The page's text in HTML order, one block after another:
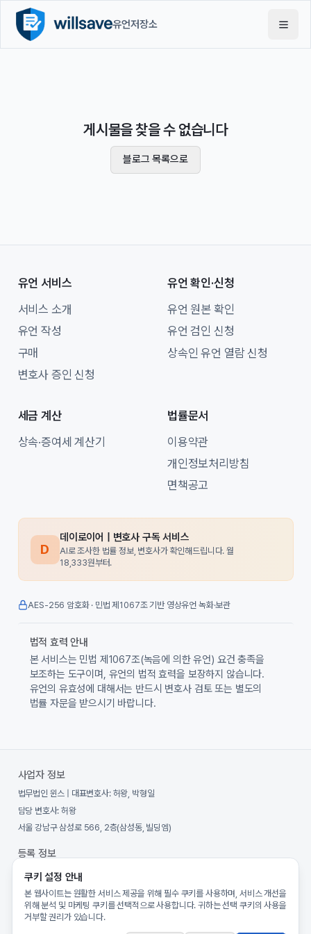
유언저장소
게시물을 찾을 수 없습니다
블로그 목록으로
유언 서비스
서비스 소개
유언 작성
구매
변호사 증인 신청
유언 확인·신청
유언 원본 확인
유언 검인 신청
상속인 유언 열람 신청
세금 계산
상속·증여세 계산기
법률문서
이용약관
개인정보처리방침
면책공고
D
데이로이어 | 변호사 구독 서비스
AI로 조사한 법률 정보, 변호사가 확인해드립니다. 월
18,333원부터.
AES-256 암호화 · 민법 제1067조 기반 영상유언 녹화·보관
법적 효력 안내
본 서비스는 민법 제1067조(녹음에 의한 유언) 요건 충족을
보조하는 도구이며, 유언의 법적 효력을 보장하지 않습니다.
유언의 유효성에 대해서는 반드시 변호사 검토 또는 별도의
법률 자문을 받으시기 바랍니다.
사업자 정보
법무법인 윈스 | 대표변호사: 허왕, 박형일
담당 변호사:허왕
서울 강남구 삼성로 566, 2층(삼성동, 빌딩엠)
등록 정보
사업자등록번호:557-86-00970
통신판매업 신고번호:제2025-서울강남-00127호
개인정보보호책임자: 허왕(privacy@willsave.co.kr )
호스팅:Amazon Web Services (AWS)
쿠키 설정 안내
본 웹사이트는 원활한 서비스 제공을 위해 필수 쿠키를 사용하며, 서비스 개선을
위해 분석 및 마케팅 쿠키를 선택적으로 사용합니다. 귀하는 선택 쿠키의 사용을
거부할 권리가 있습니다.